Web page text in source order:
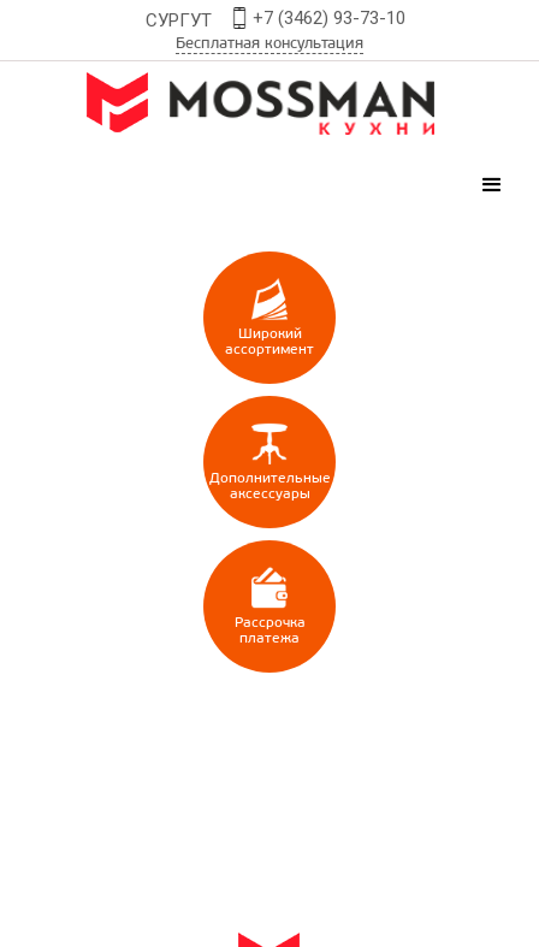
СУРГУТ +7 (3462) 93-73-10
Бесплатная консультация
Широкий
ассортимент
Дополнительные
аксессуары
Рассрочка
платежа